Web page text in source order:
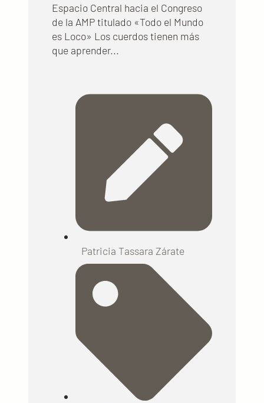
Espacio Central hacia el Congreso
de la AMP titulado «Todo el Mundo
es Loco» Los cuerdos tienen más
que aprender...
Patricia Tassara Zárate